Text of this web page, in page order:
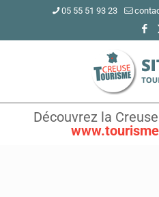
05 55 51 93 23
Découvrez la